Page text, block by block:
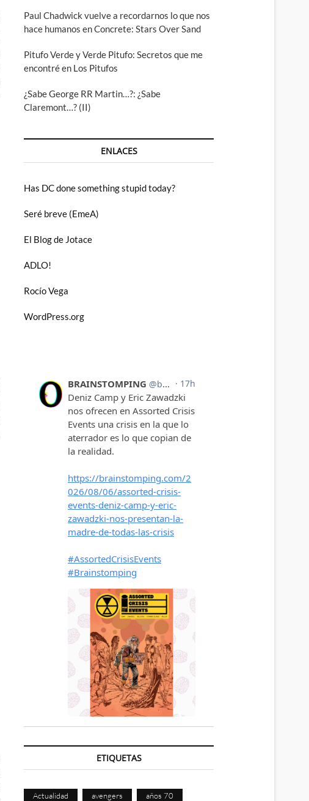
Paul Chadwick vuelve a recordarnos lo que nos
hace humanos en Concrete: Stars Over Sand
Pitufo Verde y Verde Pitufo: Secretos que me
encontré en Los Pitufos
¿Sabe George RR Martin…?: ¿Sabe
Claremont…? (II)
ENLACES
Has DC done something stupid today?
Seré breve (EmeA)
El Blog de Jotace
ADLO!
Rocío Vega
WordPress.org
ETIQUETAS
Actualidad avengers años 70